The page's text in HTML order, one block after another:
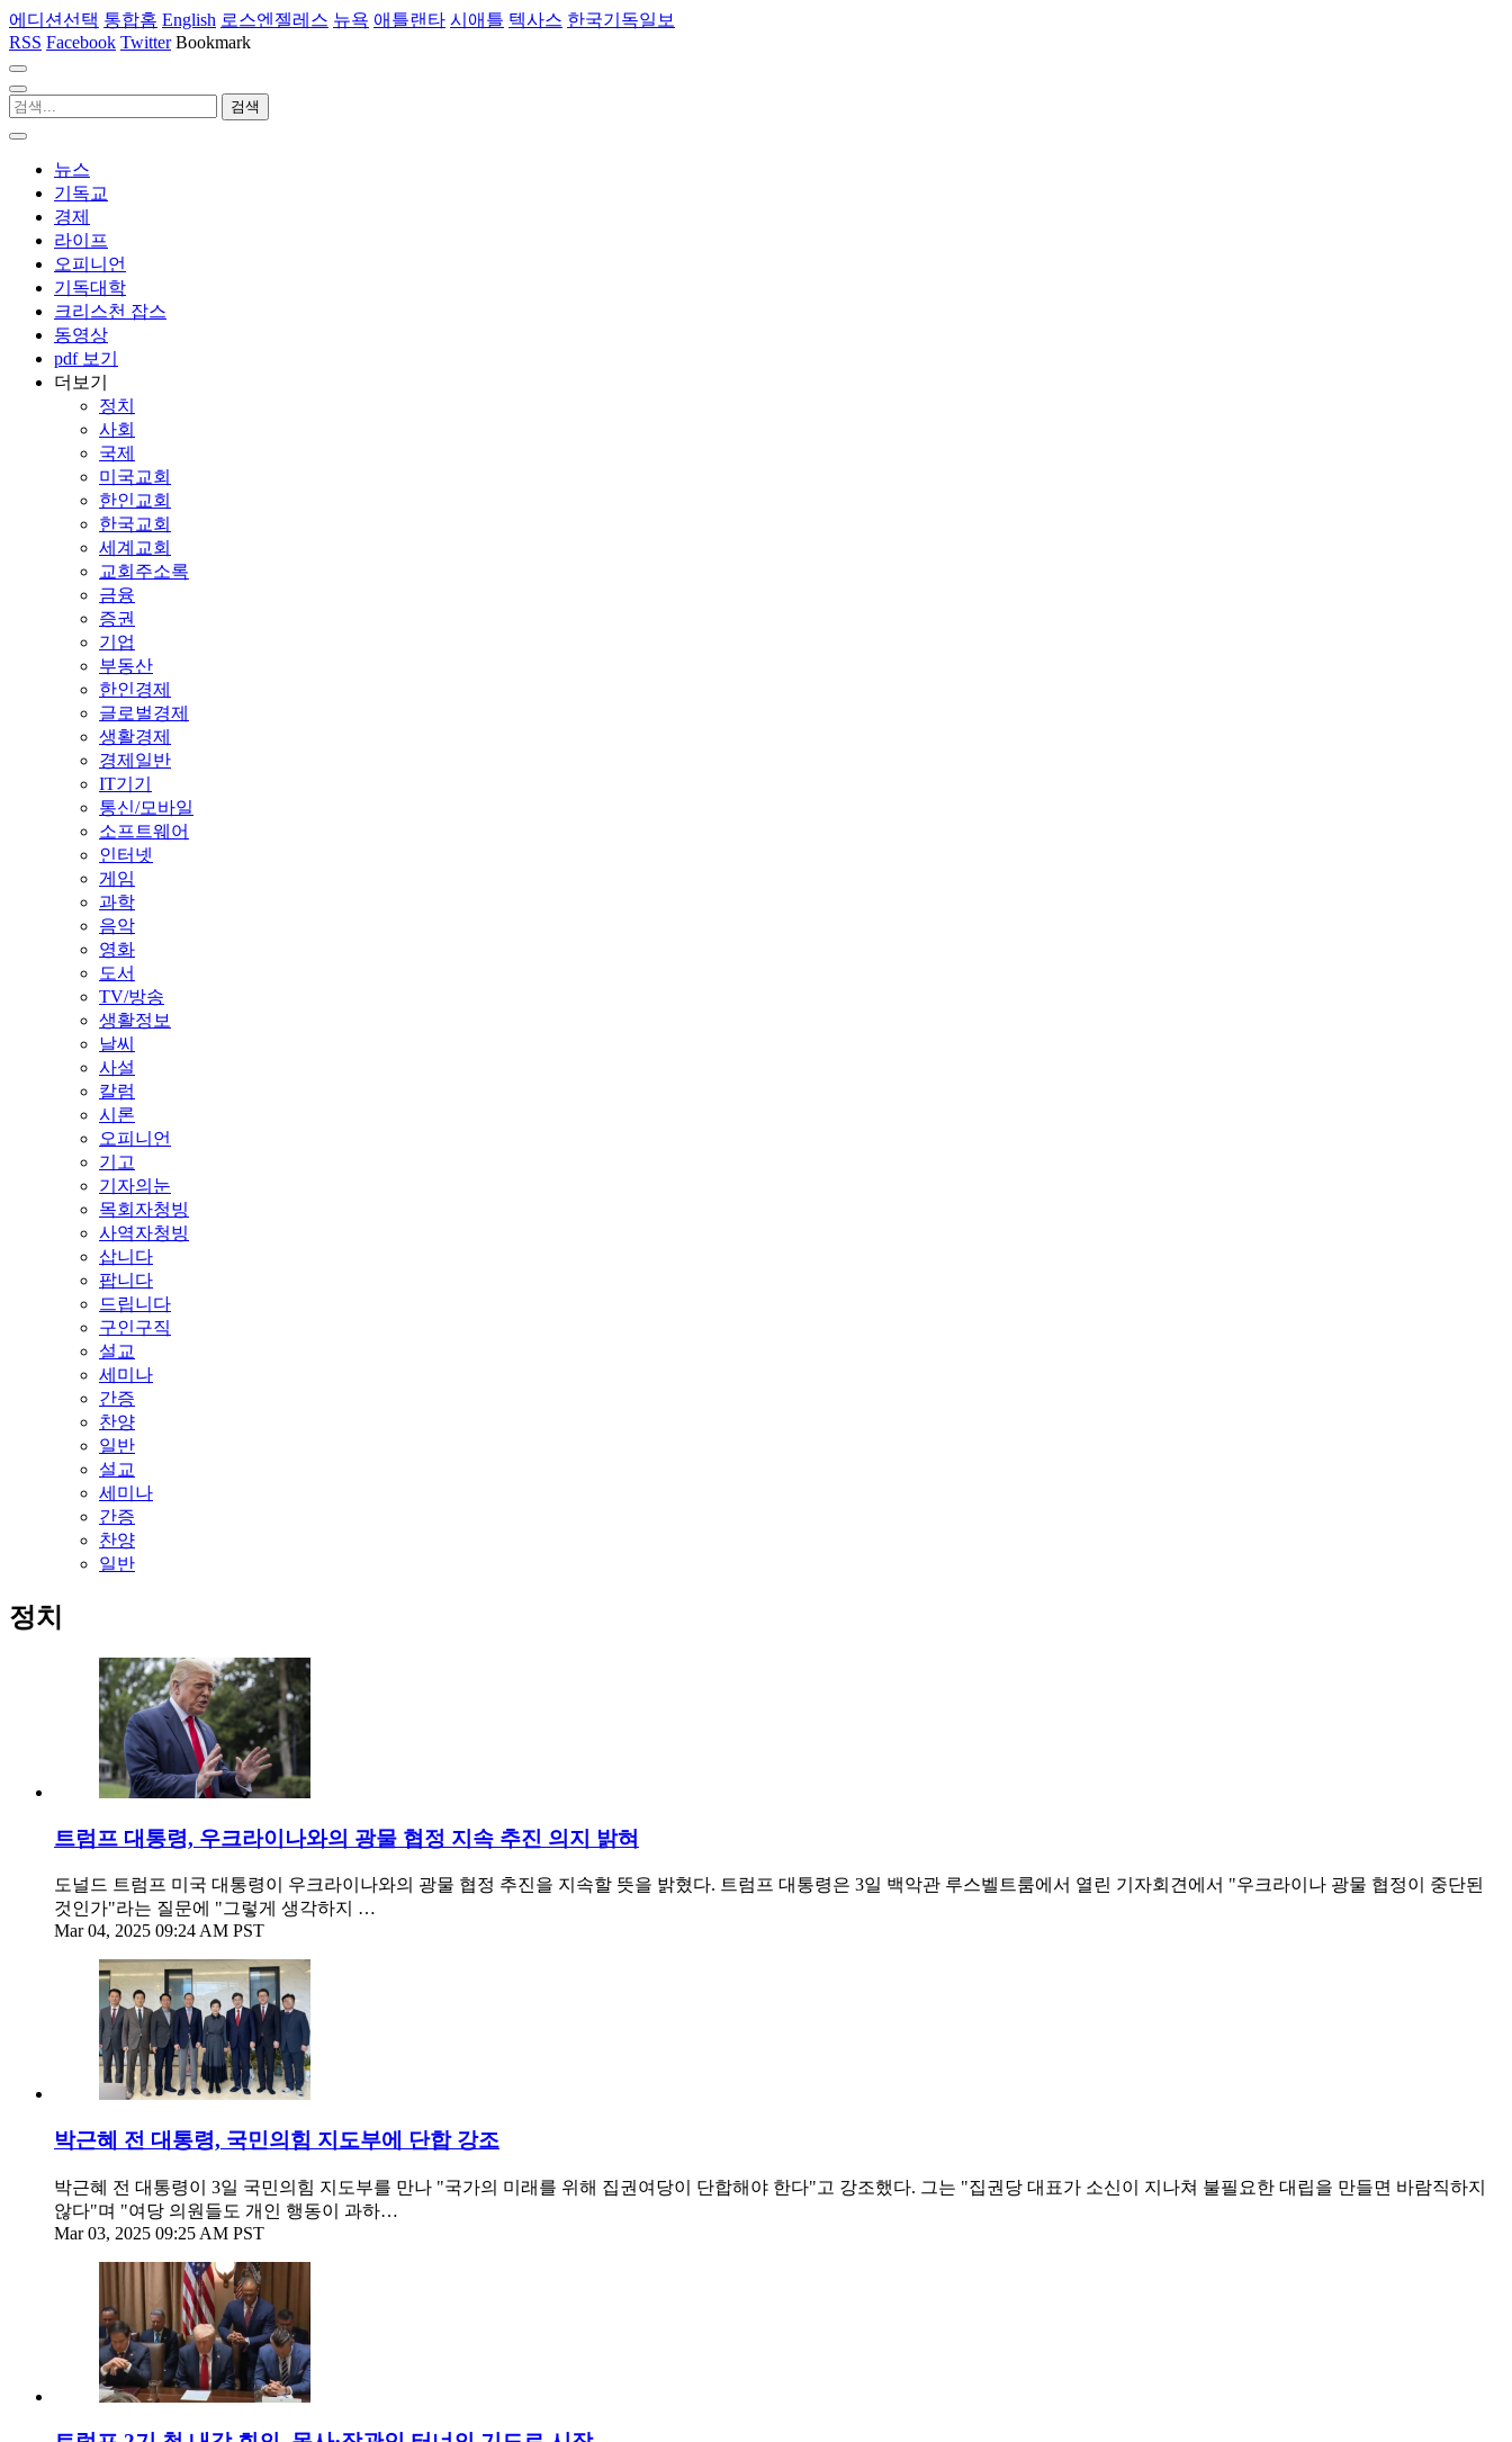
에디션선택 통합홈 English 로스엔젤레스 뉴욕 애틀랜타 시애틀 텍사스 한국기독일보
RSS Facebook Twitter Bookmark
뉴스
기독교
경제
라이프
오피니언
기독대학
크리스천 잡스
동영상
pdf 보기
더보기
정치
사회
국제
미국교회
한인교회
한국교회
세계교회
교회주소록
금융
증권
기업
부동산
한인경제
글로벌경제
생활경제
경제일반
IT기기
통신/모바일
소프트웨어
인터넷
게임
과학
음악
영화
도서
TV/방송
생활정보
날씨
사설
칼럼
시론
오피니언
기고
기자의눈
목회자청빙
사역자청빙
삽니다
팝니다
드립니다
구인구직
설교
세미나
간증
찬양
일반
설교
세미나
간증
찬양
일반
정치
트럼프 대통령, 우크라이나와의 광물 협정 지속 추진 의지 밝혀
도널드 트럼프 미국 대통령이 우크라이나와의 광물 협정 추진을 지속할 뜻을 밝혔다. 트럼프 대통령은 3일 백악관 루스벨트룸에서 열린 기자회견에서 "우크라이나 광물 협정이 중단된
것인가"라는 질문에 "그렇게 생각하지 …
Mar 04, 2025 09:24 AM PST
박근혜 전 대통령, 국민의힘 지도부에 단합 강조
박근혜 전 대통령이 3일 국민의힘 지도부를 만나 "국가의 미래를 위해 집권여당이 단합해야 한다"고 강조했다. 그는 "집권당 대표가 소신이 지나쳐 불필요한 대립을 만들면 바람직하지
않다"며 "여당 의원들도 개인 행동이 과하…
Mar 03, 2025 09:25 AM PST